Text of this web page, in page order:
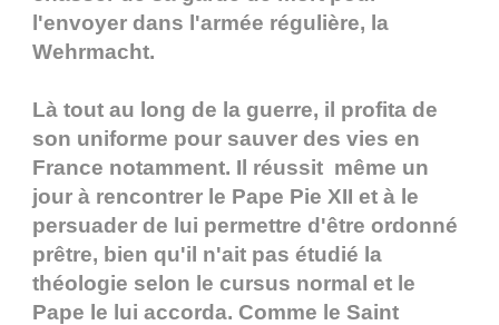
l'envoyer dans l'armée régulière, la
Wehrmacht.
Là tout au long de la guerre, il profita de
son uniforme pour sauver des vies en
France notamment. Il réussit même un
jour à rencontrer le Pape Pie XII et à le
persuader de lui permettre d'être ordonné
prêtre, bien qu'il n'ait pas étudié la
théologie selon le cursus normal et le
Pape le lui accorda. Comme le Saint